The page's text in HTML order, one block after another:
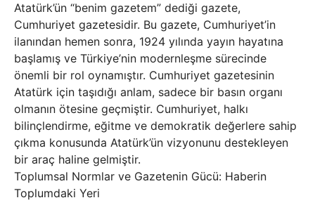
Atatürk’ün “benim gazetem” dediği gazete,
Cumhuriyet gazetesidir. Bu gazete, Cumhuriyet’in
ilanından hemen sonra, 1924 yılında yayın hayatına
başlamış ve Türkiye’nin modernleşme sürecinde
önemli bir rol oynamıştır. Cumhuriyet gazetesinin
Atatürk için taşıdığı anlam, sadece bir basın organı
olmanın ötesine geçmiştir. Cumhuriyet, halkı
bilinçlendirme, eğitme ve demokratik değerlere sahip
çıkma konusunda Atatürk’ün vizyonunu destekleyen
bir araç haline gelmiştir.
Toplumsal Normlar ve Gazetenin Gücü: Haberin
Toplumdaki Yeri